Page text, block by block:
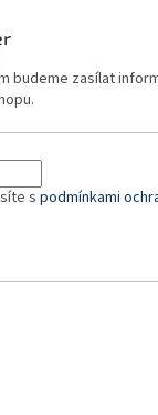
budeme zasílat
s podmínkami